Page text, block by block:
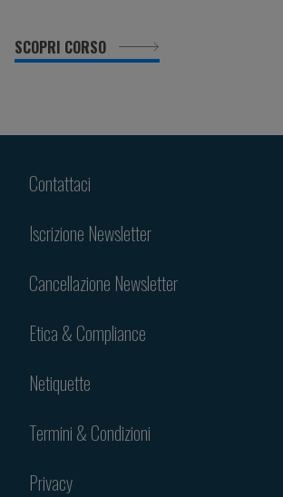
SCOPRI CORSO
Contattaci
Iscrizione Newsletter
Cancellazione Newsletter
Etica & Compliance
Netiquette
Termini & Condizioni
Privacy